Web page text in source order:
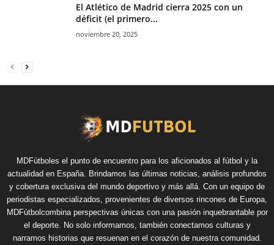
El Atlético de Madrid cierra 2025 con un
déficit (el primero...
noviembre 20, 2025
MDFútboles el punto de encuentro para los aficionados al fútbol y la
actualidad en España. Brindamos las últimas noticias, análisis profundos
y cobertura exclusiva del mundo deportivo y más allá. Con un equipo de
periodistas especializados, provenientes de diversos rincones de Europa,
MDFútbolcombina perspectivas únicas con una pasión inquebrantable por
el deporte. No solo informamos, también conectamos culturas y
narramos historias que resuenan en el corazón de nuestra comunidad.